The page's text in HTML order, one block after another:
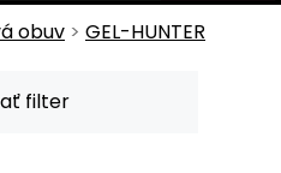
obuv GEL-HUNTER
filter